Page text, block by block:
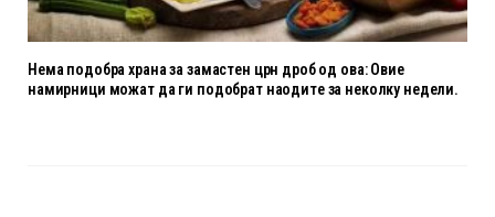
Нема подобра храна за замастен црн дроб од ова: Овие
намирници можат да ги подобрат наодите за неколку недели.